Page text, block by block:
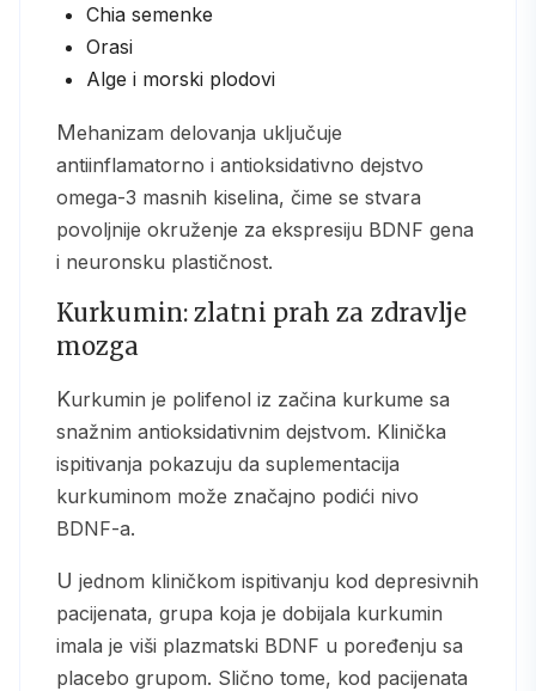
Chia semenke
Orasi
Alge i morski plodovi
Mehanizam delovanja uključuje
antiinflamatorno i antioksidativno dejstvo
omega-3 masnih kiselina, čime se stvara
povoljnije okruženje za ekspresiju BDNF gena
i neuronsku plastičnost.
Kurkumin: zlatni prah za zdravlje
mozga
Kurkumin je polifenol iz začina kurkume sa
snažnim antioksidativnim dejstvom. Klinička
ispitivanja pokazuju da suplementacija
kurkuminom može značajno podići nivo
BDNF-a.
U jednom kliničkom ispitivanju kod depresivnih
pacijenata, grupa koja je dobijala kurkumin
imala je viši plazmatski BDNF u poređenju sa
placebo grupom. Slično tome, kod pacijenata